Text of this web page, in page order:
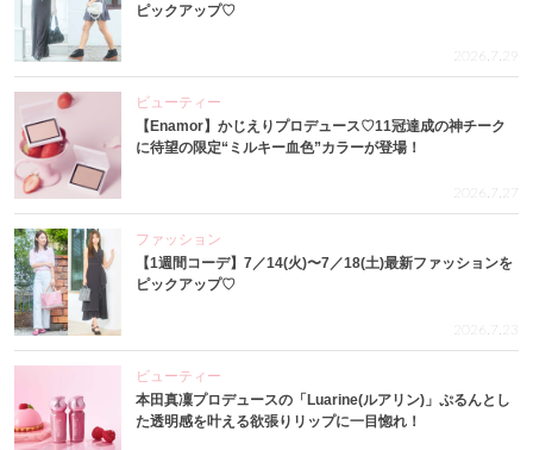
ピックアップ♡
2026.7.29
ビューティー
【Enamor】かじえりプロデュース♡11冠達成の神チーク
に待望の限定“ミルキー血色”カラーが登場！
2026.7.27
ファッション
【1週間コーデ】7／14(火)〜7／18(土)最新ファッションを
ピックアップ♡
2026.7.23
ビューティー
本田真凜プロデュースの「Luarine(ルアリン)」ぷるんとし
た透明感を叶える欲張りリップに一目惚れ！